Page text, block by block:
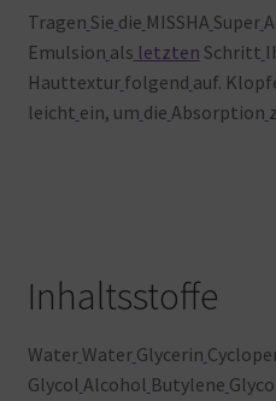
Tragen Sie die MISSHA Super
Emulsion als letzten Schritt
Hauttextur folgend auf.
leicht ein, um die Absorption
Inhaltsstoffe
Water Water Glycerin
Glycol Alcohol Butylene